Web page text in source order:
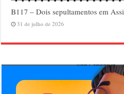
B117 – Dois sepultamentos em
31 de julho de 2026